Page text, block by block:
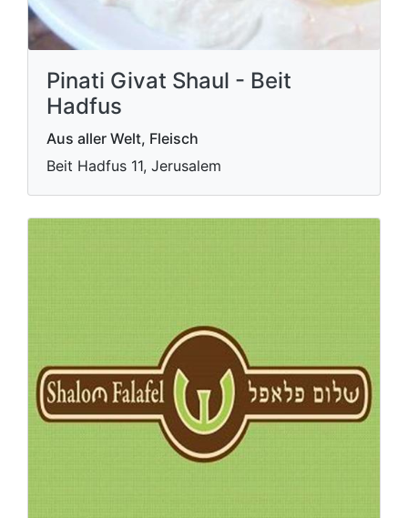
Pinati Givat Shaul - Beit
Hadfus
Aus aller Welt, Fleisch
Beit Hadfus 11, Jerusalem